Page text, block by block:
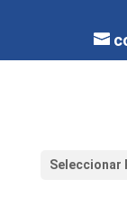
Seleccionar